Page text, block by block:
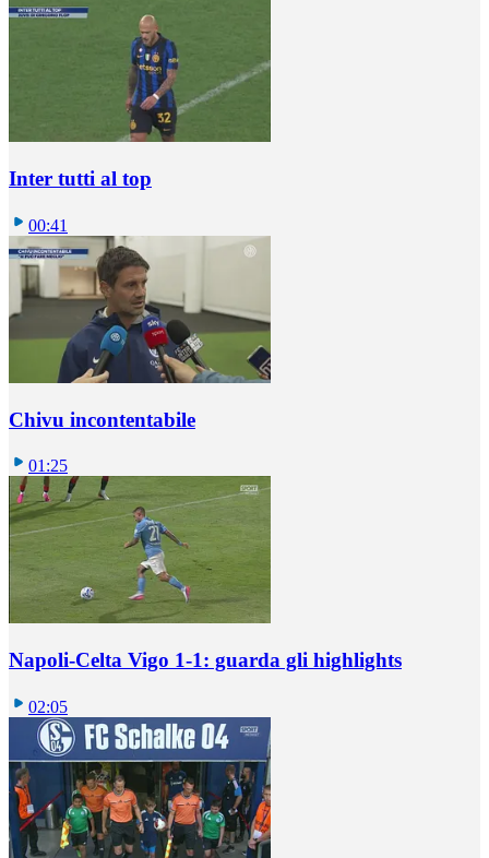
Inter tutti al top
00:41
Chivu incontentabile
01:25
Napoli-Celta Vigo 1-1: guarda gli highlights
02:05